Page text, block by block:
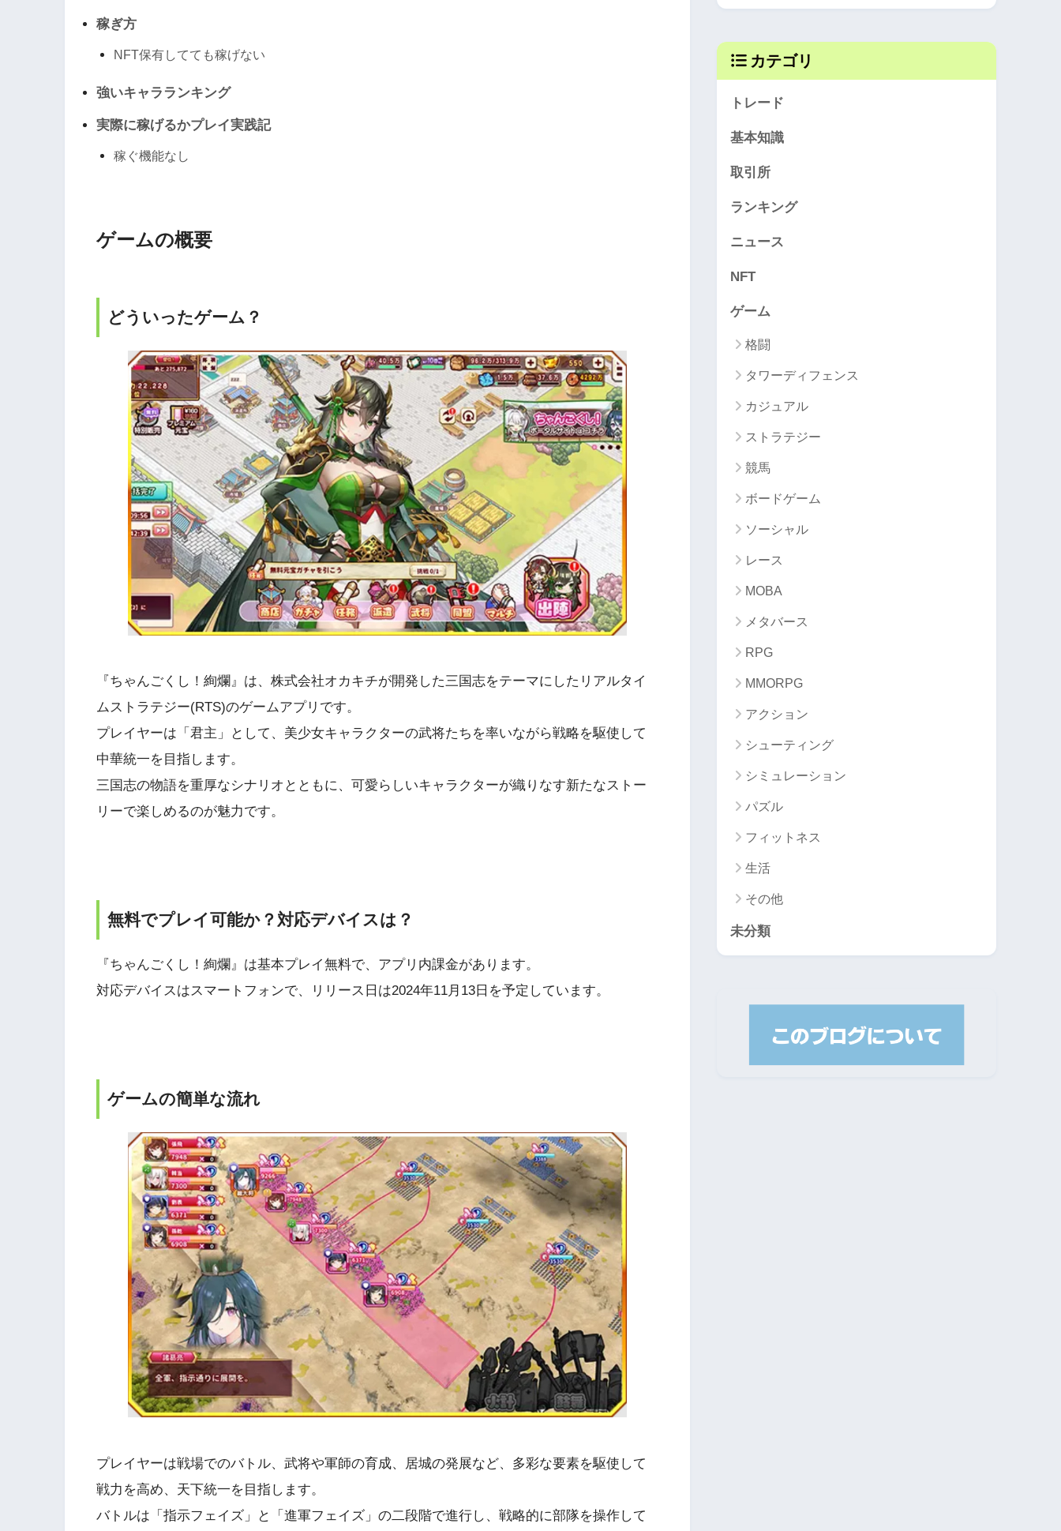
稼ぎ方
NFT保有してても稼げない
強いキャラランキング
実際に稼げるかプレイ実践記
稼ぐ機能なし
ゲームの概要
どういったゲーム？
『ちゃんごくし！絢爛』は、株式会社オカキチが開発した三国志をテーマにしたリアルタイ
ムストラテジー(RTS)のゲームアプリです。
プレイヤーは「君主」として、美少女キャラクターの武将たちを率いながら戦略を駆使して
中華統一を目指します。
三国志の物語を重厚なシナリオとともに、可愛らしいキャラクターが織りなす新たなストー
リーで楽しめるのが魅力です。
無料でプレイ可能か？対応デバイスは？
『ちゃんごくし！絢爛』は基本プレイ無料で、アプリ内課金があります。
対応デバイスはスマートフォンで、リリース日は2024年11月13日を予定しています​。
ゲームの簡単な流れ
プレイヤーは戦場でのバトル、武将や軍師の育成、居城の発展など、多彩な要素を駆使して
戦力を高め、天下統一を目指します。
バトルは「指示フェイズ」と「進軍フェイズ」の二段階で進行し、戦略的に部隊を操作して
カテゴリ
トレード
基本知識
取引所
ランキング
ニュース
NFT
ゲーム
格闘
タワーディフェンス
カジュアル
ストラテジー
競馬
ボードゲーム
ソーシャル
レース
MOBA
メタバース
RPG
MMORPG
アクション
シューティング
シミュレーション
パズル
フィットネス
生活
その他
未分類